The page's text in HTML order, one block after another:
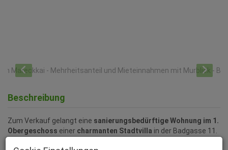
Beschreibung
Zum Verkauf gelangt eine sanierungsbedürftige Wohnung im 1.
Obergeschoss einer charmanten Stadtvilla in der Badgasse 11.